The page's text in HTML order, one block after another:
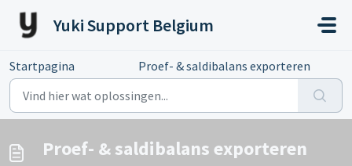
Yuki Support Belgium
Startpagina Proef- & saldibalans exporteren
Proef- & saldibalans exporteren